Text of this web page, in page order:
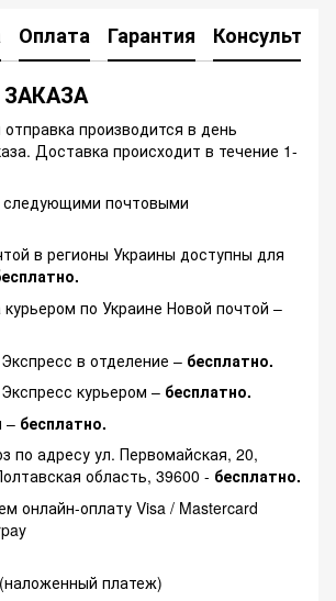
Оплата Гарантия
производится в день
Доставка происходит в течение 1-
почтовыми
в регионы Украины доступны для
по Украине Новой почтой –
в отделение – бесплатно.
курьером – бесплатно.
– бесплатно.
адресу ул. Первомайская, 20,
область, 39600 - бесплатно.
онлайн-оплату Visa / Mastercard
платеж)